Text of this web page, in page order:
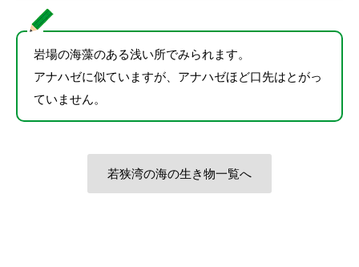
岩場の海藻のある浅い所でみられます。
アナハゼに似ていますが、アナハゼほど口先はとがっ
ていません。
若狭湾の海の生き物一覧へ